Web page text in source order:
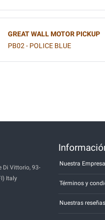
GREAT WALL MOTOR PICKUP
PB02 - POLICE BLUE
Di Vittorio, 93-
Italy
Nuestra Empresa
Términos y
Nuestras reseñas